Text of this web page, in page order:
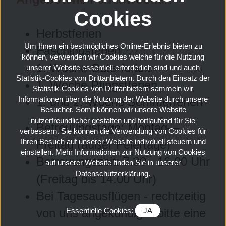
Herbstferien
Faschingsferien
1. Woche Osterferien
1. Woche Pfingstferien
1. und 2. Woche Sommerferien
Betreuungstage: Montag—
Freitag (außer Feiertage)
Betreuungszeit: 7.30 - 16.00 Uhr
(Freitag bis 14.00 Uhr)
Bei Tagesausflügen - rechtzeitig
von uns angekündigt - bitte eine
Cookies
Um Ihnen ein bestmögliches Online-Erlebnis bieten zu
können, verwenden wir Cookies welche für die Nutzung
unserer Website essentiell erforderlich sind und auch
Statistik-Cookies von Drittanbietern. Durch den Einsatz der
Statistik-Cookies von Drittanbietern sammeln wir
Informationen über die Nutzung der Website durch unsere
Besucher. Somit können wir unsere Website
nutzerfreundlicher gestalten und fortlaufend für Sie
verbessern. Sie können die Verwendung von Cookies für
Ihren Besuch auf unserer Website indivduell steuern und
einstellen. Mehr Informationen zur Nutzung von Cookies
auf unserer Website finden Sie in unserer
Datenschutzerklärung.
Essentielle Cookies: JA